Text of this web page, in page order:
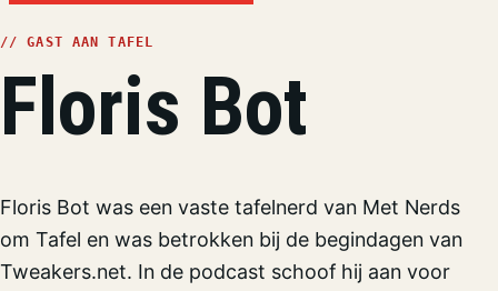
// GAST AAN TAFEL
Floris Bot
Floris Bot was een vaste tafelnerd van Met Nerds
om Tafel en was betrokken bij de begindagen van
Tweakers.net. In de podcast schoof hij aan voor